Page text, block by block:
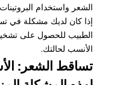
الشعر واستخدام
إذا كان لديك مشكلة في
الطبيب للحصول على
الأنسب لحالتك.
تساقط الشعر: